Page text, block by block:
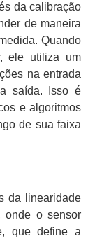
da calibração
de maneira
Quando
ele utiliza um
na entrada
saída. Isso é
e algoritmos
de sua faixa
da linearidade
onde o sensor
que define a